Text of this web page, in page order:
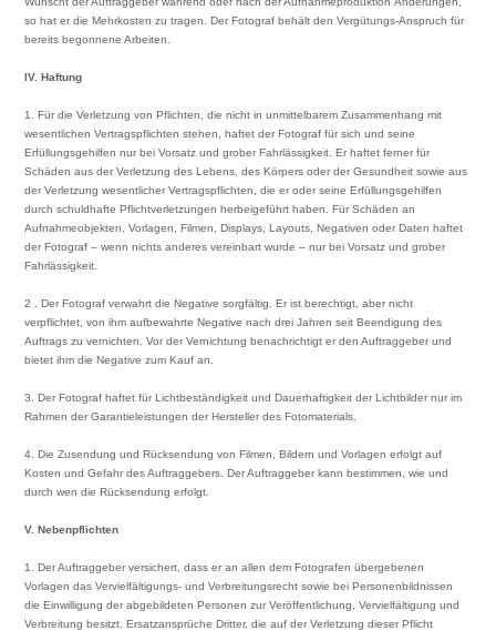
so hat er die Mehrkosten zu tragen. Der Fotograf behält den Vergütungs-Anspruch für
bereits begonnene Arbeiten.
IV. Haftung
1. Für die Verletzung von Pflichten, die nicht in unmittelbarem Zusammenhang mit
wesentlichen Vertragspflichten stehen, haftet der Fotograf für sich und seine
Erfüllungsgehilfen nur bei Vorsatz und grober Fahrlässigkeit. Er haftet ferner für
Schäden aus der Verletzung des Lebens, des Körpers oder der Gesundheit sowie aus
der Verletzung wesentlicher Vertragspflichten, die er oder seine Erfüllungsgehilfen
durch schuldhafte Pflichtverletzungen herbeigeführt haben. Für Schäden an
Aufnahmeobjekten, Vorlagen, Filmen, Displays, Layouts, Negativen oder Daten haftet
der Fotograf – wenn nichts anderes vereinbart wurde – nur bei Vorsatz und grober
Fahrlässigkeit.
2 . Der Fotograf verwahrt die Negative sorgfältig. Er ist berechtigt, aber nicht
verpflichtet, von ihm aufbewahrte Negative nach drei Jahren seit Beendigung des
Auftrags zu vernichten. Vor der Vernichtung benachrichtigt er den Auftraggeber und
bietet ihm die Negative zum Kauf an.
3. Der Fotograf haftet für Lichtbeständigkeit und Dauerhaftigkeit der Lichtbilder nur im
Rahmen der Garantieleistungen der Hersteller des Fotomaterials.
4. Die Zusendung und Rücksendung von Filmen, Bildern und Vorlagen erfolgt auf
Kosten und Gefahr des Auftraggebers. Der Auftraggeber kann bestimmen, wie und
durch wen die Rücksendung erfolgt.
V. Nebenpflichten
1. Der Auftraggeber versichert, dass er an allen dem Fotografen übergebenen
Vorlagen das Vervielfältigungs- und Verbreitungsrecht sowie bei Personenbildnissen
die Einwilligung der abgebildeten Personen zur Veröffentlichung, Vervielfältigung und
Verbreitung besitzt. Ersatzansprüche Dritter, die auf der Verletzung dieser Pflicht